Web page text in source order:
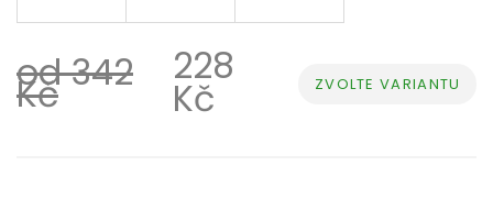
od 342
Kč
228
Kč Měrná
ZVOLTE VARIANTU